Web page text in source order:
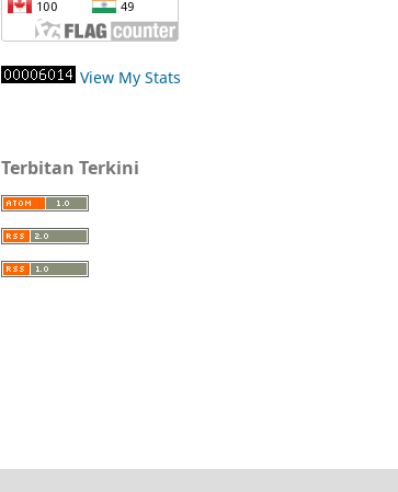
View My Stats
Terbitan Terkini